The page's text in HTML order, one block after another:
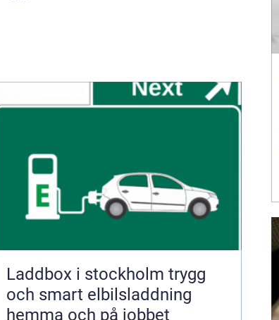
Laddbox i stockholm trygg
och smart elbilsladdning
hemma och på jobbet